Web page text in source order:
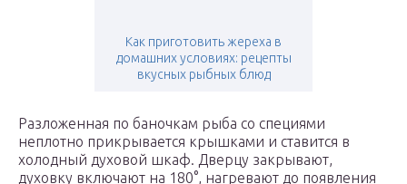
Как приготовить жереха в
домашних условиях: рецепты
вкусных рыбных блюд
Разложенная по баночкам рыба со специями
неплотно прикрывается крышками и ставится в
холодный духовой шкаф. Дверцу закрывают,
духовку включают на 180°, нагревают до появления